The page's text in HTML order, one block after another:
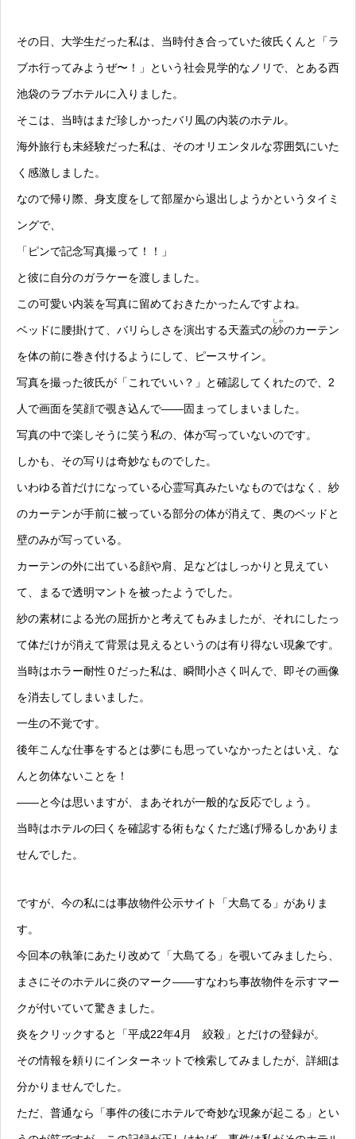
その日、大学生だった私は、当時付き合っていた彼氏くんと「ラ
ブホ行ってみようぜ〜！」という社会見学的なノリで、とある西
池袋のラブホテルに入りました。
そこは、当時はまだ珍しかったバリ風の内装のホテル。
海外旅行も未経験だった私は、そのオリエンタルな雰囲気にいた
く感激しました。
なので帰り際、身支度をして部屋から退出しようかというタイミ
ングで、
「ピンで記念写真撮って！！」
と彼に自分のガラケーを渡しました。
この可愛い内装を写真に留めておきたかったんですよね。
ベッドに腰掛けて、バリらしさを演出する天蓋式の紗
しゃ
のカーテン
を体の前に巻き付けるようにして、ピースサイン。
写真を撮った彼氏が「これでいい？」と確認してくれたので、2
人で画面を笑顔で覗き込んで——固まってしまいました。
写真の中で楽しそうに笑う私の、体が写っていないのです。
しかも、その写りは奇妙なものでした。
いわゆる首だけになっている心霊写真みたいなものではなく、紗
のカーテンが手前に被っている部分の体が消えて、奥のベッドと
壁のみが写っている。
カーテンの外に出ている顔や肩、足などはしっかりと見えてい
て、まるで透明マントを被ったようでした。
紗の素材による光の屈折かと考えてもみましたが、それにしたっ
て体だけが消えて背景は見えるというのは有り得ない現象です。
当時はホラー耐性０だった私は、瞬間小さく叫んで、即その画像
を消去してしまいました。
一生の不覚です。
後年こんな仕事をするとは夢にも思っていなかったとはいえ、な
んと勿体ないことを！
——と今は思いますが、まあそれが一般的な反応でしょう。
当時はホテルの曰くを確認する術もなくただ逃げ帰るしかありま
せんでした。
ですが、今の私には事故物件公示サイト「大島てる」がありま
す。
今回本の執筆にあたり改めて「大島てる」を覗いてみましたら、
まさにそのホテルに炎のマーク——すなわち事故物件を示すマー
クが付いていて驚きました。
炎をクリックすると「平成22年4月 絞殺」とだけの登録が。
その情報を頼りにインターネットで検索してみましたが、詳細は
分かりませんでした。
ただ、普通なら「事件の後にホテルで奇妙な現象が起こる」とい